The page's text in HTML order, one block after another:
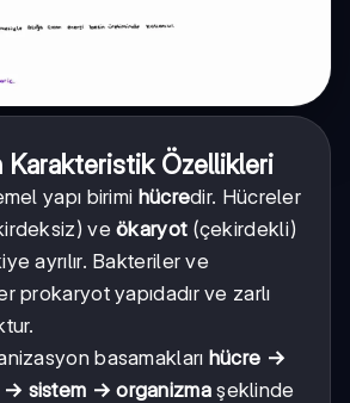
Karakteristik Özellikleri
yapı birimi hücredir. Hücreler
veökaryot(çekirdekli)
ayrılır. Bakteriler ve
prokaryot yapıdadır ve zarlı
basamakları hücre →
sistem → organizmaşeklinde